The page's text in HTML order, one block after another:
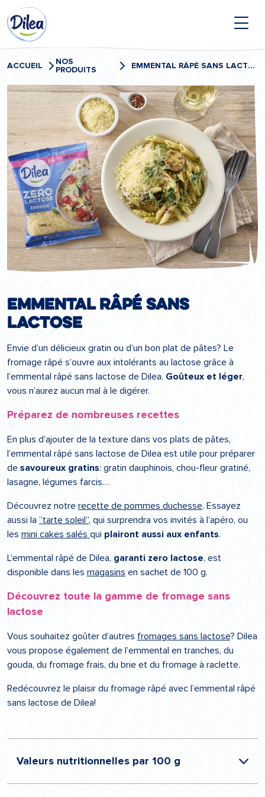
Passer
au
contenu
Dilea
Zero
Lactose
ACCUEIL
NOS
PRODUITS
EMMENTAL RÂPÉ SANS LACTOSE
Emmental râpé sans
lactose
Envie d’un délicieux gratin ou d’un bon plat de pâtes? Le
fromage râpé s’ouvre aux intolérants au lactose grâce à
l’emmental râpé sans lactose de Dilea. Goûteux et léger,
vous n’aurez aucun mal à le digérer.
Préparez de nombreuses recettes
En plus d’ajouter de la texture dans vos plats de pâtes,
l’emmental râpé sans lactose de Dilea est utile pour préparer
de savoureux gratins: gratin dauphinois, chou-fleur gratiné,
lasagne, légumes farcis…
Découvrez notre recette de pommes duchesse. Essayez
aussi la “tarte soleil”, qui surprendra vos invités à l’apéro, ou
les mini cakes salés qui plairont aussi aux enfants.
L’emmental râpé de Dilea, garanti zero lactose, est
disponible dans les magasins en sachet de 100 g.
Découvrez toute la gamme de fromage sans
lactose
Vous souhaitez goûter d’autres fromages sans lactose? Dilea
vous propose également de l’emmental en tranches, du
gouda, du fromage frais, du brie et du fromage à raclette.
Redécouvrez le plaisir du fromage râpé avec l’emmental râpé
sans lactose de Dilea!
Valeurs nutritionnelles par 100 g